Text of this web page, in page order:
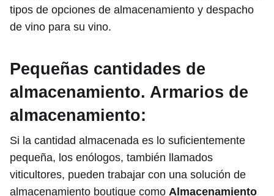
tipos de opciones de almacenamiento y despacho
de vino para su vino.
Pequeñas cantidades de
almacenamiento. Armarios de
almacenamiento:
Si la cantidad almacenada es lo suficientemente
pequeña, los enólogos, también llamados
viticultores, pueden trabajar con una solución de
almacenamiento boutique como Almacenamiento